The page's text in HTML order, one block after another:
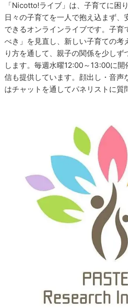
「Nicotto!ライブ」は、子育てに困
日々の子育てを一人で抱え込まず、
できるオンラインライブです。子育
べき」を見直し、新しい子育ての考
り方を通して、親子の関係を少しず
します。毎週水曜12:00～13:00に
信も提供しています。顔出し・音声
はチャットを通してパネリストに質